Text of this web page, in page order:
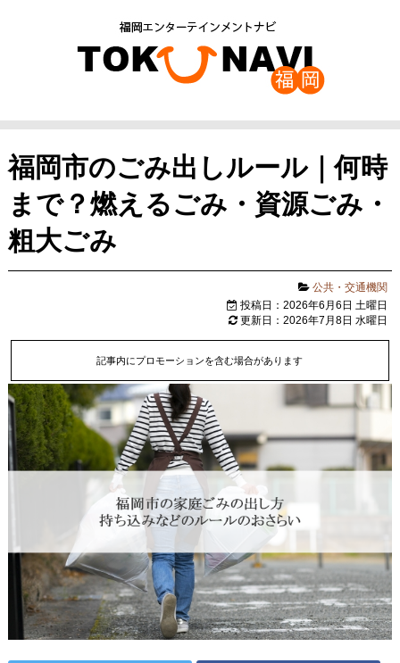
福岡市のごみ出しルール｜何時
まで？燃えるごみ・資源ごみ・
粗大ごみ
公共・交通機関
投稿日：2026年6月6日 土曜日
更新日：2026年7月8日 水曜日
記事内にプロモーションを含む場合があります